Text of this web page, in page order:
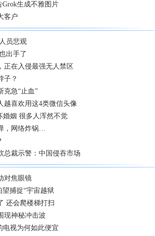
生成不雅图片
客户
员悲观
出手了
正在入侵最强无人禁区
子？
克急“止血”
越喜欢用这4类微信头像
婚姻 很多人浑然不觉
，网络炸锅…
总裁示警：中国侵吞市场
对焦眼镜
望捕捉“宇宙越狱
还会爬楼梯打扫
现神秘冲击波
电视为何如此便宜